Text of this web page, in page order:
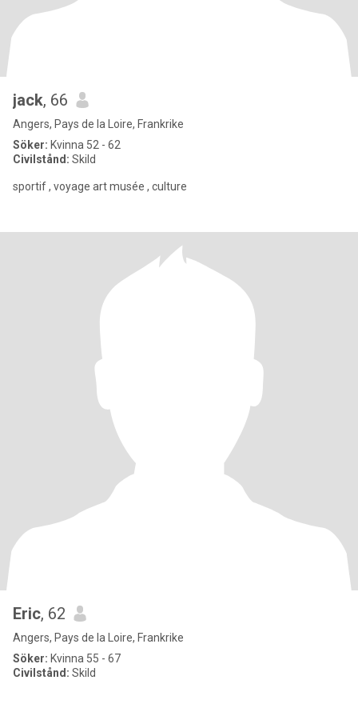
jack, 66
Angers, Pays de la Loire, Frankrike
Söker: Kvinna 52 - 62
Civilstånd: Skild
sportif , voyage art musée , culture
Eric, 62
Angers, Pays de la Loire, Frankrike
Söker: Kvinna 55 - 67
Civilstånd: Skild